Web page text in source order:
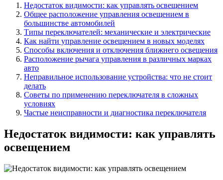
Недостаток видимости: как управлять освещением
Общее расположение управления освещением в
большинстве автомобилей
Типы переключателей: механические и электрические
Как найти управление освещением в новых моделях
Способы включения и отключения ближнего освещения
Расположение рычага управления в различных марках
авто
Неправильное использование устройства: что не стоит
делать
Советы по применению переключателя в сложных
условиях
Частые неисправности и диагностика переключателя
Недостаток видимости: как управлять
освещением